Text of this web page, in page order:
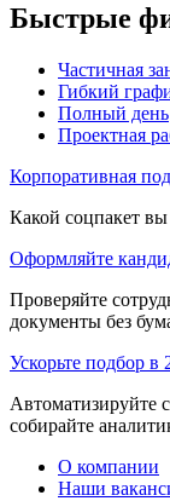
Быстрые
Частичная
Гибкий
Полный день
Проектная
Корпоративная
Какой соцпакет
Оформляйте
Проверяйте
документы без
Ускорьте подбор в
Автоматизируйте
собирайте
О компании
Наши